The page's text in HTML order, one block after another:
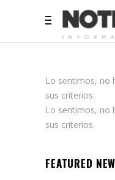
Lo sentimos, no
sus criterios.
Lo sentimos, no
sus criterios.
FEATURED